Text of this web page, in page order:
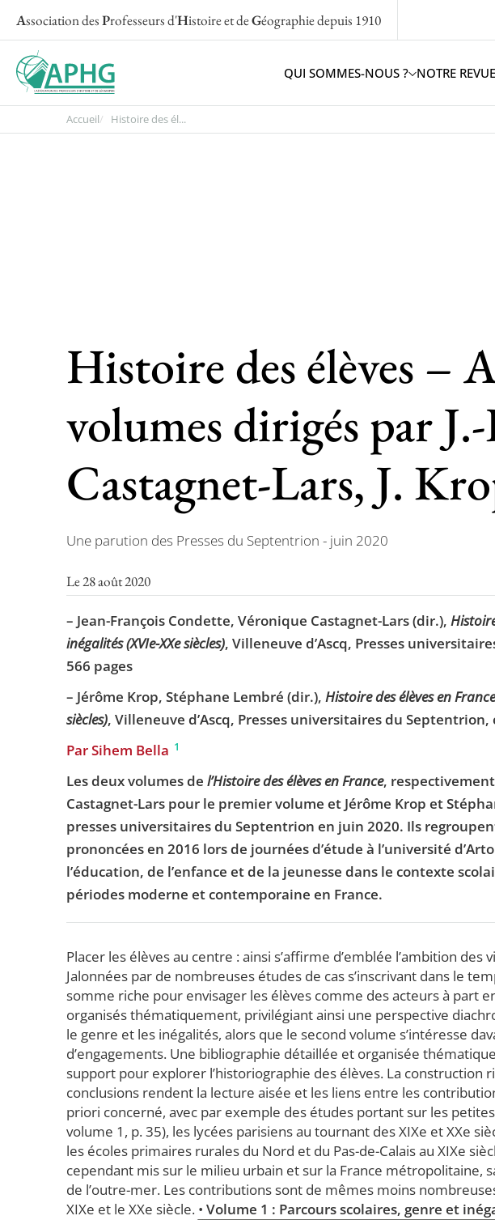
Association desProfesseurs d'Histoire et deGéographiedepuis 1910
QUI SOMMES-NOUS ? NOTRE
Accueil Histoire des él...
Histoire des élèves –
volumes dirigés par
Castagnet-Lars, J.
Une parution des Presses du Septentrion - juin 2020
Le 28 août 2020
– Jean-François Condette, Véronique Castagnet-Lars (dir.),
inégalités (XVIe-XXe siècles), Villeneuve d’Ascq, Presses
566 pages
– Jérôme Krop, Stéphane Lembré (dir.), Histoire des élèves en
siècles), Villeneuve d’Ascq, Presses universitaires du
Par Sihem Bella 1
Les deux volumes de l’Histoire des élèves en France,
Castagnet-Lars pour le premier volume et Jérôme Krop et
presses universitaires du Septentrion en juin 2020. Ils
prononcées en 2016 lors de journées d’étude à l’université
l’éducation, de l’enfance et de la jeunesse dans le contexte
périodes moderne et contemporaine en France.
Placer les élèves au centre : ainsi s’affirme d’emblée l’ambition
Jalonnées par de nombreuses études de cas s’inscrivant dans le
somme riche pour envisager les élèves comme des acteurs à part
organisés thématiquement, privilégiant ainsi une perspective
le genre et les inégalités, alors que le second volume s’intéresse
d’engagements. Une bibliographie détaillée et organisée
support pour explorer l’historiographie des élèves. La construction
conclusions rendent la lecture aisée et les liens entre les
priori concerné, avec par exemple des études portant sur les
volume 1, p. 35), les lycées parisiens au tournant des XIXe et XXe
les écoles primaires rurales du Nord et du Pas-de-Calais au XIXe
cependant mis sur le milieu urbain et sur la France métropolitaine,
de l’outre-mer. Les contributions sont de mêmes moins
XIXe et le XXe siècle. • Volume 1 : Parcours scolaires, genre et